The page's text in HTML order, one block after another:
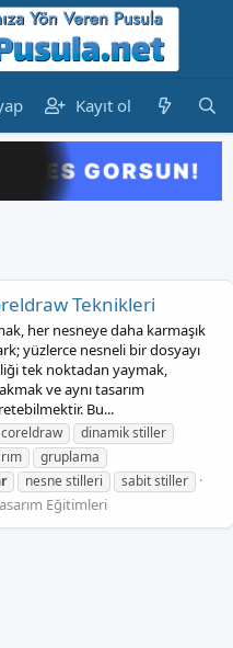
Kayıt ol
Teknikleri
her nesneye daha karmaşık
yüzlerce nesneli bir dosyayı
tek noktadan yaymak,
ve aynı tasarım
Bu...
coreldraw
dinamik stiller
gruplama
nesne stilleri sabit stiller
Eğitimleri